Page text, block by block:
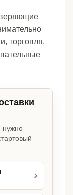
торговля,
нужно